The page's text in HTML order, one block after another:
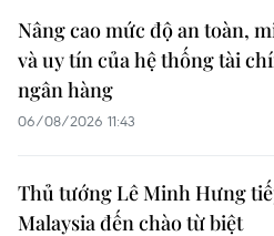
Nâng cao mức độ an toàn,
và uy tín của hệ thống tài
ngân hàng
06/08/2026 11:43
Thủ tướng Lê Minh Hưng
Malaysia đến chào từ biệt